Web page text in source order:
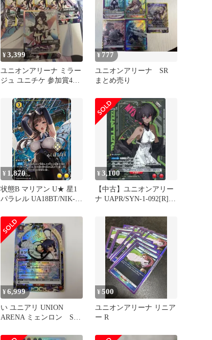
¥3,399
ユニオンアリーナ ミラー
ジュ ユニチケ 参加賞4枚
¥ 777
ユニオンアリーナ SR
まとめ売り
¥ 1,870
状態B マリアン U★ 星1
パラレル UA18BT/NIK-1-
UNION ARENA ユニアリ
¥3,100
【中古】ユニオンアリー
ナ UAPR/SYN-1-092[R]：
¥6,999
い ユニアリ UNION
ARENA ミェンロン SR
¥500
ユニオンアリーナ リニア
ー R